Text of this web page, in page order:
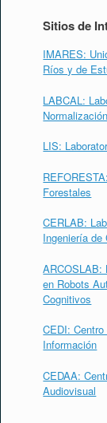
Sitios de
IMARES:
Ríos y de
LABCAL:
LIS:
Forestales
CERLAB:
Ingeniería de
ARCOSLAB:
en Robots
Cognitivos
CEDI:
Información
CEDAA:
Audiovisual